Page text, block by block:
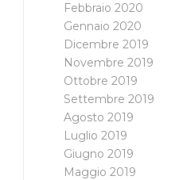
Febbraio 2020
Gennaio 2020
Dicembre 2019
Novembre 2019
Ottobre 2019
Settembre 2019
Agosto 2019
Luglio 2019
Giugno 2019
Maggio 2019